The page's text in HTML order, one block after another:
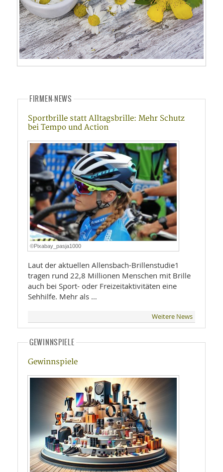
FIRMEN-NEWS
Sportbrille statt Alltagsbrille: Mehr Schutz
bei Tempo und Action
©Pixabay_pasja1000
Laut der aktuellen Allensbach-Brillenstudie1
tragen rund 22,8 Millionen Menschen mit Brille
auch bei Sport- oder Freizeitaktivitäten eine
Sehhilfe. Mehr als …
Weitere News
GEWINNSPIELE
Gewinnspiele